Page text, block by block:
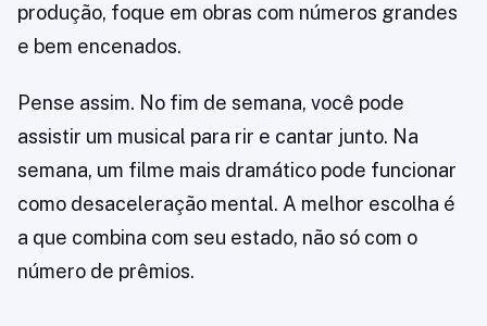
produção, foque em obras com números grandes
e bem encenados.
Pense assim. No fim de semana, você pode
assistir um musical para rir e cantar junto. Na
semana, um filme mais dramático pode funcionar
como desaceleração mental. A melhor escolha é
a que combina com seu estado, não só com o
número de prêmios.